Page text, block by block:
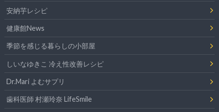
安納芋レシピ
健康館News
季節を感じる暮らしの小部屋
しいなゆきこ 冷え性改善レシピ
Dr.Mari よむサプリ
歯科医師 村瀬玲奈 LifeSmile